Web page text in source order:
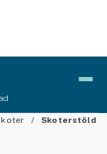
Skoterstöld